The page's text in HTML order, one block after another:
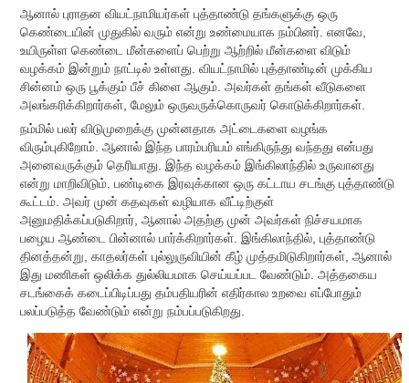
ஆனால் புராதன வியட்நாமியர்கள் புத்தாண்டு தங்களுக்கு ஒரு
கெண்டையின் முதுகில் வரும் என்று உண்மையாக நம்பினர். எனவே,
உயிருள்ள கெண்டை மீன்களைப் பெற்று ஆற்றில் மீன்களை விடும்
வழக்கம் இன்றும் நாட்டில் உள்ளது. வியட்நாமில் புத்தாண்டின் முக்கிய
சின்னம் ஒரு பூக்கும் பீச் கிளை ஆகும். அவர்கள் தங்கள் வீடுகளை
அலங்கரிக்கிறார்கள், மேலும் ஒருவருக்கொருவர் கொடுக்கிறார்கள்.
நம்மில் பலர் விடுமுறைக்கு முன்னதாக அட்டைகளை வழங்க
விரும்புகிறோம். ஆனால் இந்த பாரம்பரியம் எங்கிருந்து வந்தது என்பது
அனைவருக்கும் தெரியாது. இந்த வழக்கம் இங்கிலாந்தில் உருவானது
என்று மாறிவிடும். பண்டிகை இரவுக்கான ஒரு கட்டாய சடங்கு புத்தாண்டு
கூட்டம். அவர் முன் கதவுகள் வழியாக வீட்டிற்குள்
அனுமதிக்கப்படுகிறார், ஆனால் அதற்கு முன் அவர்கள் நிச்சயமாக
பழைய ஆண்டை பின்னால் பார்க்கிறார்கள். இங்கிலாந்தில், புத்தாண்டு
தினத்தன்று, காதலர்கள் புல்லுருவியின் கீழ் முத்தமிடுகிறார்கள், ஆனால்
இது மணிகள் ஒலிக்க துல்லியமாக செய்யப்பட வேண்டும். அத்தகைய
சடங்கைக் கடைப்பிடிப்பது தம்பதியரின் எதிர்கால உறவை எப்போதும்
பலப்படுத்த வேண்டும் என்று நம்பப்படுகிறது.